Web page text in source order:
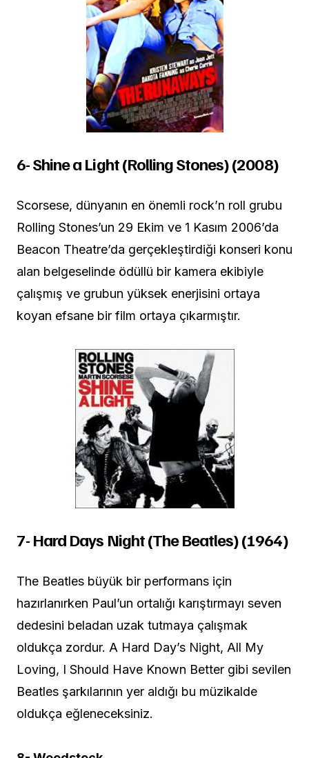
6- Shine a Light (Rolling Stones) (2008)
Scorsese, dünyanın en önemli rock’n roll grubu
Rolling Stones’un 29 Ekim ve 1 Kasım 2006’da
Beacon Theatre’da gerçekleştirdiği konseri konu
alan belgeselinde ödüllü bir kamera ekibiyle
çalışmış ve grubun yüksek enerjisini ortaya
koyan efsane bir film ortaya çıkarmıştır.
7- Hard Days Night (The Beatles) (1964)
The Beatles büyük bir performans için
hazırlanırken Paul’un ortalığı karıştırmayı seven
dedesini beladan uzak tutmaya çalışmak
oldukça zordur. A Hard Day’s Night, All My
Loving, I Should Have Known Better gibi sevilen
Beatles şarkılarının yer aldığı bu müzikalde
oldukça eğleneceksiniz.